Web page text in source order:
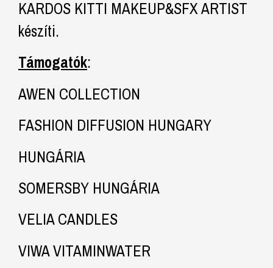
KARDOS KITTI MAKEUP&SFX ARTIST
készíti.
Támogatók:
AWEN COLLECTION
FASHION DIFFUSION HUNGARY
HUNGÁRIA
SOMERSBY HUNGÁRIA
VELIA CANDLES
VIWA VITAMINWATER